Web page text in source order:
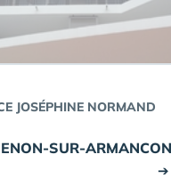
JOSÉPHINE NORMAND
SUR-ARMANCON
➔